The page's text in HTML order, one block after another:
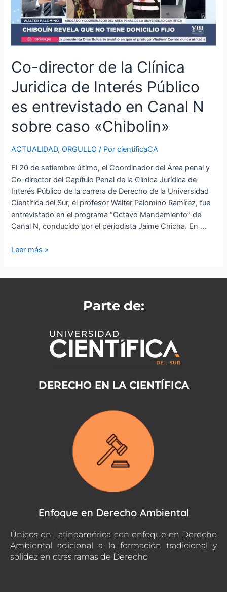
Co-director de la Clínica
Juridica de Interés Público
es entrevistado en Canal N
sobre caso «Chibolin»
ACTUALIDAD,ORGULLO / PorcientificaCA
El 20 de setiembre último, el Coordinador del Área penal y
Co-director del Capítulo Penal de la Clínica Jurídica de
Interés Público de la carrera de Derecho de la Universidad
Científica del Sur, el profesor Walter Palomino Ramírez, fue
entrevistado en el programa “Octavo Mandamiento” de
Canal N, conducido por el periodista Jaime Chicha. En …
Interés
Público
en
Canal
N
caso
«Chibolin»
Leer más »
Parte de:
DERECHO EN LA CIENTÍFICA
Enfoque en Derecho Ambiental
Únicos en Latinoamérica con enfoque en Derecho
Ambiental adicional a la formación tradicional y
solidez en otras ramas de Derecho